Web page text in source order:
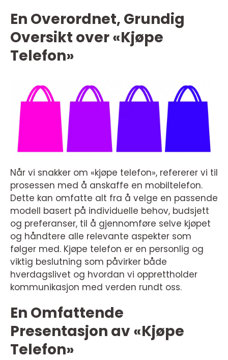
En Overordnet, Grundig
Oversikt over «Kjøpe
Telefon»
Når vi snakker om «kjøpe telefon», refererer vi til
prosessen med å anskaffe en mobiltelefon.
Dette kan omfatte alt fra å velge en passende
modell basert på individuelle behov, budsjett
og preferanser, til å gjennomføre selve kjøpet
og håndtere alle relevante aspekter som
følger med. Kjøpe telefon er en personlig og
viktig beslutning som påvirker både
hverdagslivet og hvordan vi opprettholder
kommunikasjon med verden rundt oss.
En Omfattende
Presentasjon av «Kjøpe
Telefon»